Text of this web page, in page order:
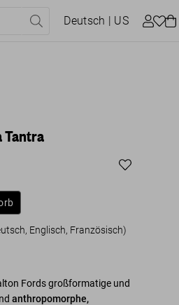
Deutsch | US
Tantra
Englisch, Französisch)
Fords großformatige und
anthropomorphe,